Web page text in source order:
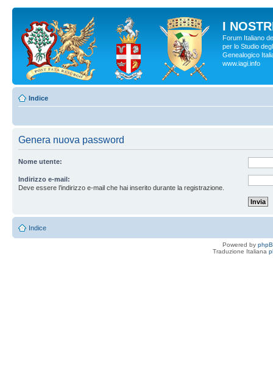
I
Forum Italiano
per lo Studio
Genealogico
www.iagi.info
Indice
Genera nuova password
Nome utente:
Indirizzo e-mail:
Deve essere l’indirizzo e-mail che hai inserito durante la registrazione.
Indice
Powered by
Traduzione Italiana